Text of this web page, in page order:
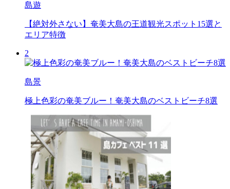
島遊
【絶対外さない】奄美大島の王道観光スポット15選と
エリア特徴
2
島景
極上色彩の奄美ブルー！奄美大島のベストビーチ8選